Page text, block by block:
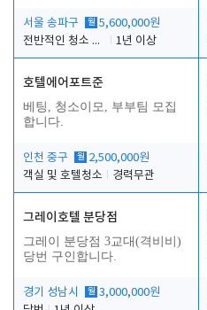
서울 송파구 월 5,600,000원
전반적인 청소 업무(객실청소.객실정리)
1년 이상
호텔에어포트준
베팅, 청소이모, 부부팀 모집
합니다.
인천 중구 월 2,500,000원
객실 및 호텔청소
경력무관
그레이호텔 분당점
그레이 분당점 3교대(격비비)
당번 구인합니다.
경기 성남시 월 3,000,000원